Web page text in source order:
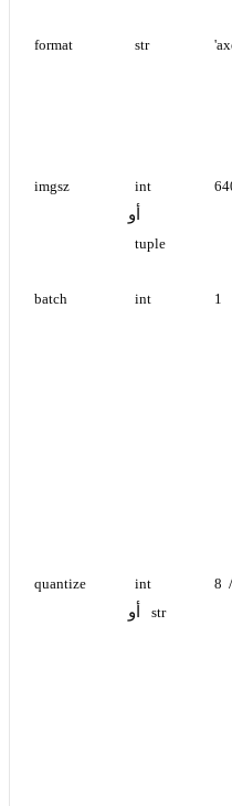
format str
imgsz int
أو
tuple
batch int 1
quantize int
str
8